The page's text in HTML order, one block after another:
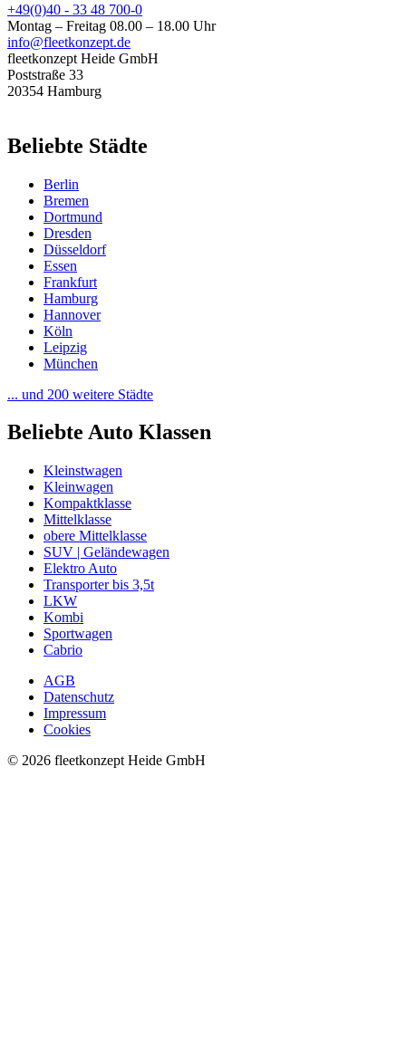
+49(0)40 - 33 48 700-0
Montag – Freitag 08.00 – 18.00 Uhr
info@fleetkonzept.de
fleetkonzept Heide GmbH
Poststraße 33
20354 Hamburg
Beliebte Städte
Berlin
Bremen
Dortmund
Dresden
Düsseldorf
Essen
Frankfurt
Hamburg
Hannover
Köln
Leipzig
München
... und 200 weitere Städte
Beliebte Auto Klassen
Kleinstwagen
Kleinwagen
Kompaktklasse
Mittelklasse
obere Mittelklasse
SUV | Geländewagen
Elektro Auto
Transporter bis 3,5t
LKW
Kombi
Sportwagen
Cabrio
Fußbereich
AGB
Datenschutz
Impressum
Cookies
© 2026 fleetkonzept Heide GmbH